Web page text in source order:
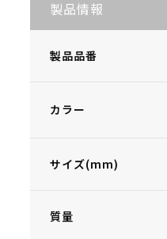
製品情報
製品品番
カラー
サイズ(mm)
質量